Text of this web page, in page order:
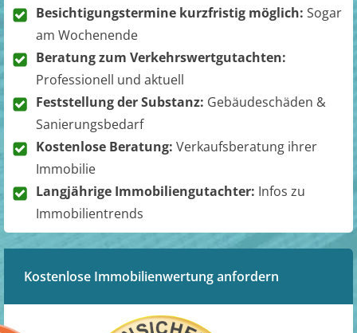
Besichtigungstermine kurzfristig möglich: Sogar
am Wochenende
Beratung zum Verkehrswertgutachten:
Professionell und aktuell
Feststellung der Substanz: Gebäudeschäden &
Sanierungsbedarf
Kostenlose Beratung: Verkaufsberatung ihrer
Immobilie
Langjährige Immobiliengutachter: Infos zu
Immobilientrends
Kostenlose Immobilienwertung anfordern